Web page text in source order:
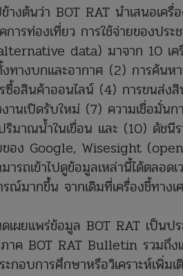
ต้นว่า BOT RAT นำเสนอเครื่
ารท่องเที่ยว การใช้จ่ายของประ
data) มาจาก 10 เค
งทางบกและอากาศ (2) การค้
อสินค้าออนไลน์ (4) การขนส่งสิ
นเปิดรับใหม่ (7) ความเชื่อมั่นก
าณน้ำในเขื่อน และ (10) ดัชนีร
ของ Google, Wisesight
รถเข้าไปดูข้อมูลเหล่านี้ได้ตลอด
รณ์มากขึ้น จากเดิมที่เครื่องชี้ทา
ยแพร่ข้อมูล BOT RAT เป็นปร
าค BOT RAT Bulletin รวมถึงเ
กอบการศึกษาหรือวิเคราะห์เพิ่มเ